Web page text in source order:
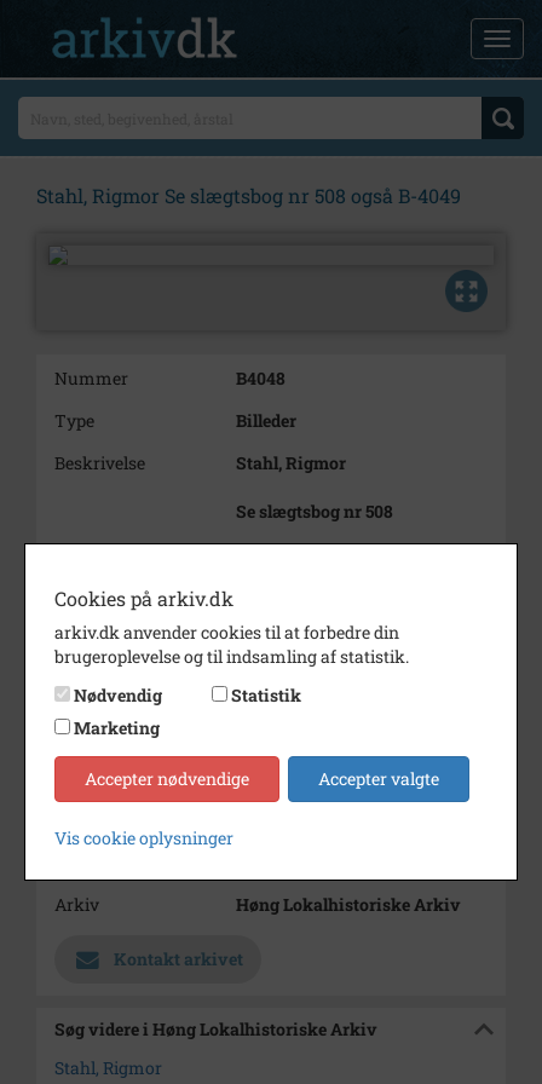
Stahl, Rigmor Se slægtsbog nr 508 også B-4049
Nummer
B4048
Type
Billeder
Beskrivelse
Stahl, Rigmor
Se slægtsbog nr 508
Årstal
1917
Dateringsnote
1917
Fotograf
Se på kort
Arkiv
Høng Lokalhistoriske Arkiv
Kontakt arkivet
Søg videre i Høng Lokalhistoriske Arkiv
Stahl, Rigmor
Cookies på arkiv.dk
arkiv.dk anvender cookies til at forbedre din
brugeroplevelse og til indsamling af statistik.
Nødvendig
Statistik
Marketing
Accepter nødvendige Accepter valgte
Vis cookie oplysninger